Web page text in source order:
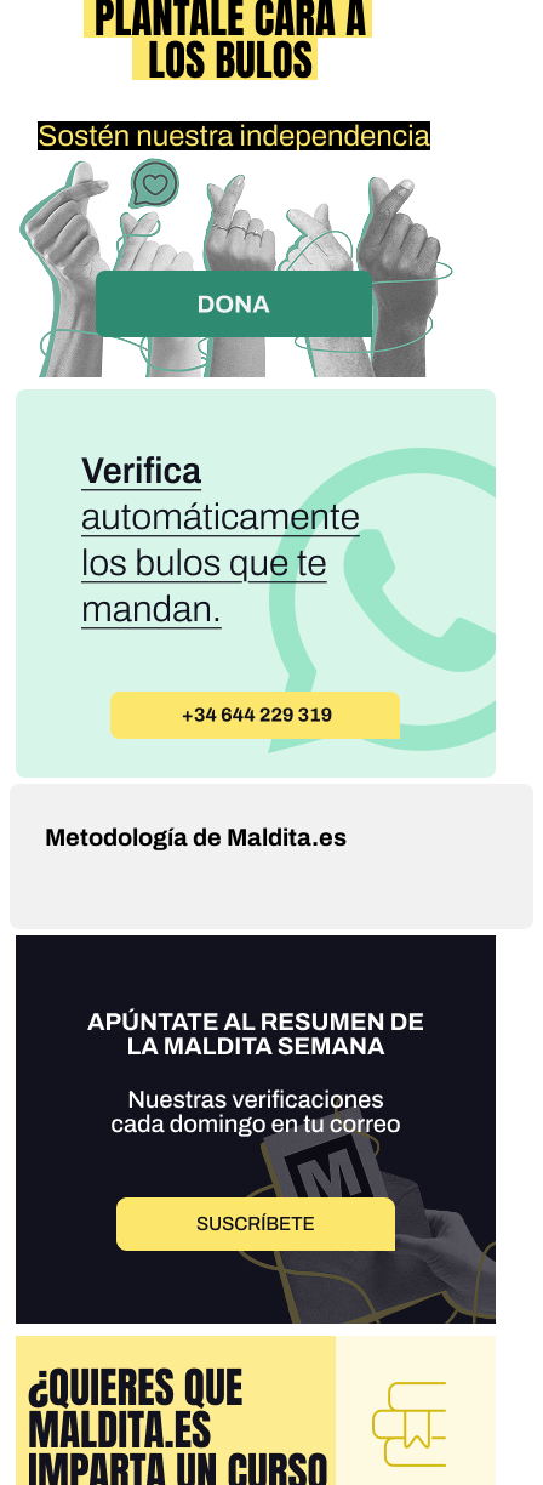
Metodología de Maldita.es